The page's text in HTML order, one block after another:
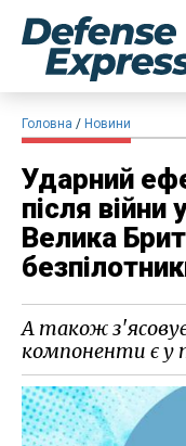
Головна Новини
Ударний
після війни
Велика
А також
компоненти є у